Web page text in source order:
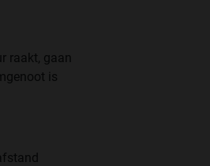
raakt, gaan
is